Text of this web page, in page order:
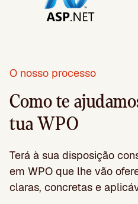
O nosso processo
Como te
tua WPO
Terá à sua disposição
em WPO que lhe vão
claras, concretas e